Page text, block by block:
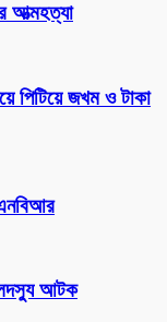
আত্মহত্যা
পিটিয়ে জখম ও টাকা
আটক